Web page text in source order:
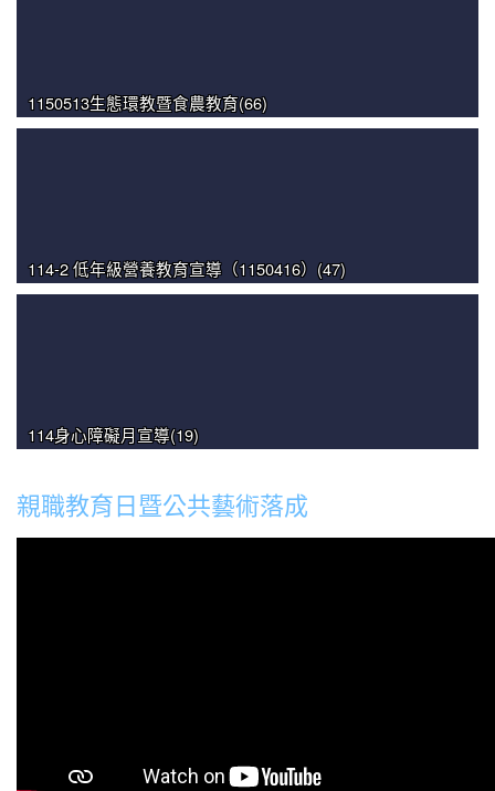
1150513生態環教暨食農教育(66)
114-2 低年級營養教育宣導（1150416）(47)
114身心障礙月宣導(19)
親職教育日暨公共藝術落成